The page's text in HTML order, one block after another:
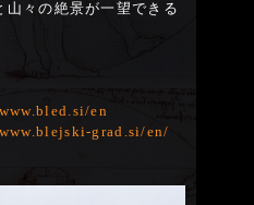
々の絶景が一望できる
en
grad.si/en/